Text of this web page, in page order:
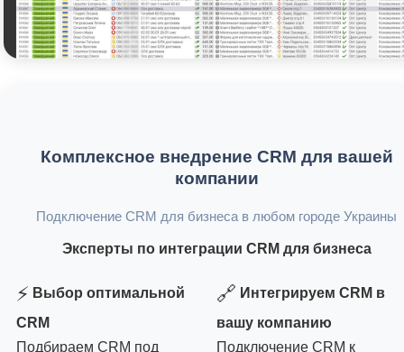
Комплексное внедрение CRM для вашей
компании
Подключение CRM для бизнеса в любом городе Украины
Эксперты по интеграции CRM для бизнеса
⚡ Выбор оптимальной
CRM
Подбираем CRM под
🔗 Интегрируем CRM в
вашу компанию
Подключение CRM к